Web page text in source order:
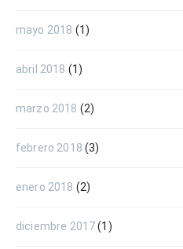
mayo 2018 (1)
abril 2018 (1)
marzo 2018 (2)
febrero 2018 (3)
enero 2018 (2)
diciembre 2017(1)